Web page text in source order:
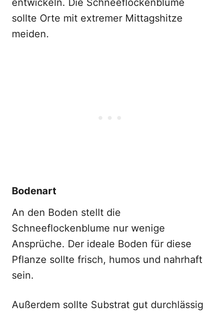
entwickeln. Die Schneeflockenblume
sollte Orte mit extremer Mittagshitze
meiden.
Bodenart
An den Boden stellt die
Schneeflockenblume nur wenige
Ansprüche. Der ideale Boden für diese
Pflanze sollte frisch, humos und nahrhaft
sein.
Außerdem sollte Substrat gut durchlässig